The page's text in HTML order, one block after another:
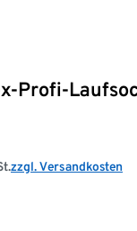
Profi-
zzgl. Versandkosten